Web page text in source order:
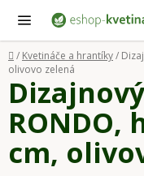
obsah
Domov
/ Kvetináče a hrantíky/
olivovo zelená
RONDO,
cm,